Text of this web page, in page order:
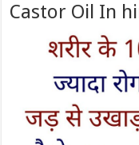
Castor Oil In